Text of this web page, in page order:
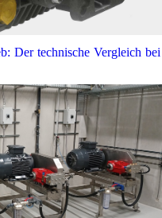
Der technische Vergleich bei